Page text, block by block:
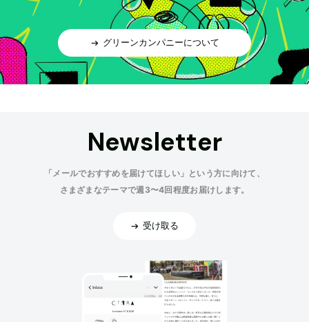
グリーンカンパニーについて
Newsletter
「メールでおすすめを届けてほしい」という方に向けて、
さまざまなテーマで週3〜4回程度お届けします。
受け取る